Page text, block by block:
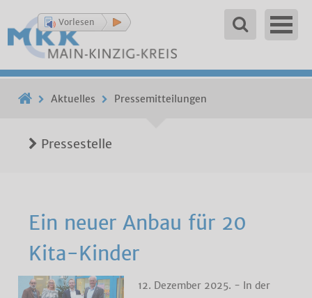
Vorlesen
Aktuelles Pressemitteilungen
Pressestelle
Ein neuer Anbau für 20
Kita-Kinder
12. Dezember 2025. - In der